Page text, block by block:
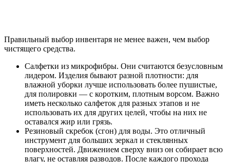
Правильный выбор инвентаря не менее важен, чем выбор
чистящего средства.
Салфетки из микрофибры. Они считаются безусловным
лидером. Изделия бывают разной плотности: для
влажной уборки лучше использовать более пушистые,
для полировки — с коротким, плотным ворсом. Важно
иметь несколько салфеток для разных этапов и не
использовать их для других целей, чтобы на них не
оставался жир или грязь.
Резиновый скребок (сгон) для воды. Это отличный
инструмент для больших зеркал и стеклянных
поверхностей. Движением сверху вниз он собирает всю
влагу, не оставляя разводов. После каждого прохода